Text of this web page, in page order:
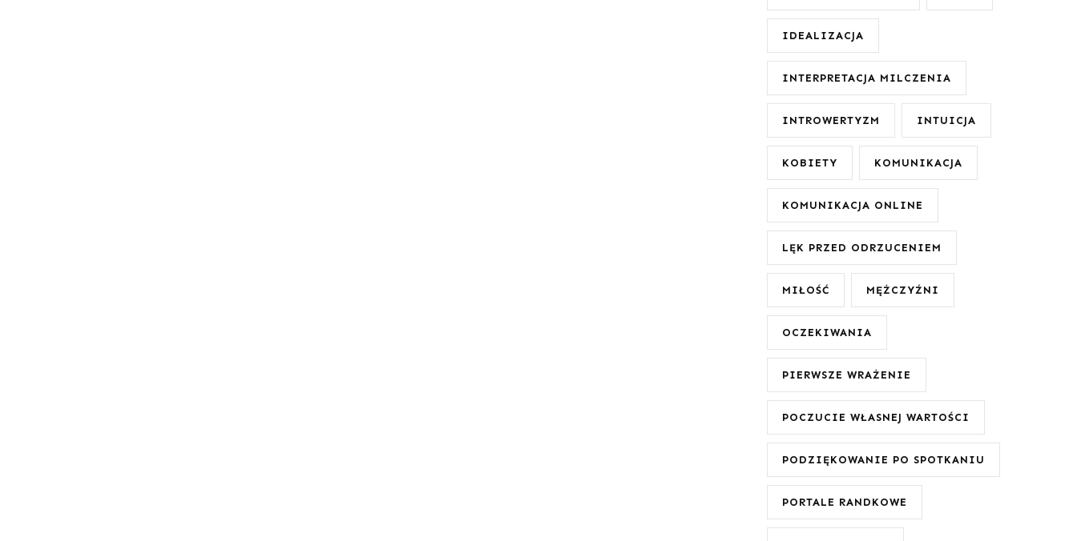
IDEALIZACJA
INTERPRETACJA MILCZENIA
INTROWERTYZM INTUICJA
KOBIETY KOMUNIKACJA
KOMUNIKACJA ONLINE
LĘK PRZED ODRZUCENIEM
MIŁOŚĆ MĘŻCZYŹNI
OCZEKIWANIA
PIERWSZE WRAŻENIE
POCZUCIE WŁASNEJ WARTOŚCI
PODZIĘKOWANIE PO SPOTKANIU
PORTALE RANDKOWE